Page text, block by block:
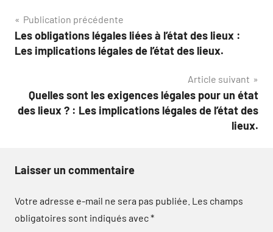
Navigation
de
Publication précédente
Les obligations légales liées à l’état des lieux :
Les implications légales de l’état des lieux.
Article suivant
Quelles sont les exigences légales pour un état
des lieux ? : Les implications légales de l’état des
lieux.
Laisser un commentaire
Votre adresse e-mail ne sera pas publiée. Les champs
obligatoires sont indiqués avec*